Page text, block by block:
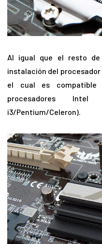
Al igual que el resto
instalación del procesador
el cual es
procesadores
i3/Pentium/Celeron).